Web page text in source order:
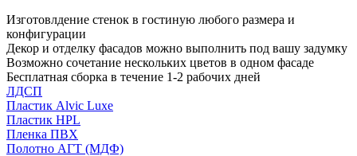
Изготовлдение стенок в гостиную любого размера и
конфигурации
Декор и отделку фасадов можно выполнить под вашу задумку
Возможно сочетание нескольких цветов в одном фасаде
Бесплатная сборка в течение 1-2 рабочих дней
ЛДСП
Пластик Alvic Luxe
Пластик HPL
Пленка ПВХ
Полотно АГТ (МДФ)